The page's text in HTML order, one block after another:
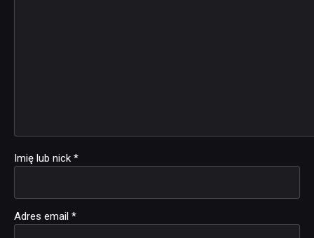
Imię lub nick *
Adres email *